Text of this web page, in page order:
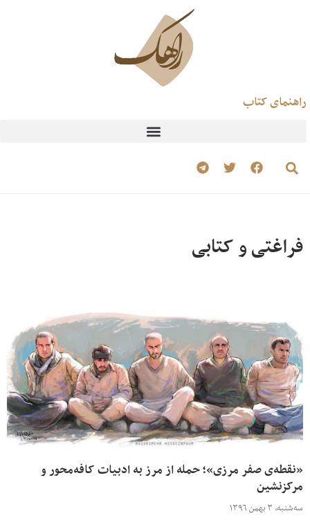
راهنمای کتاب
فراغتی و کتابی
«نقطه‌ی صفر مرزی»؛ حمله از مرز به ادبیات کافه‌محور و
مرکزنشین‌
سه‌شنبه، ۳ بهمن ۱۳۹۶